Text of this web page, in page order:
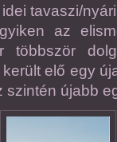
tavaszi/
az
többször
került elő egy
szintén újabb